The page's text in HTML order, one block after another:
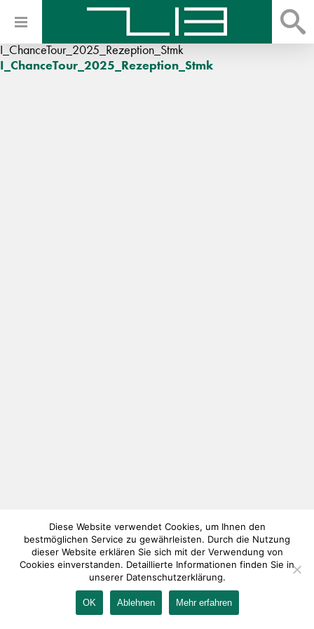
I_ChanceTour_2025_Rezeption_Stmk
I_ChanceTour_2025_Rezeption_Stmk
IMPRESSUM KONTAKT AGB DATENSCHUTZ
Diese Website verwendet Cookies, um Ihnen den
bestmöglichen Service zu gewährleisten. Durch die Nutzung
dieser Website erklären Sie sich mit der Verwendung von
Cookies einverstanden. Detaillierte Informationen finden Sie in
unserer Datenschutzerklärung.
OK Ablehnen Mehr erfahren